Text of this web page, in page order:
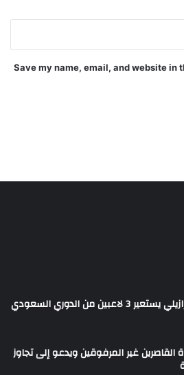
Save my name, email, and website in
في 24 ساعة.. كروزيرو البرازيلي يستعير 3 لاعبين من الدوري السعودي
القاصرين غير المرفوقين ويدعو إلى تجاوز